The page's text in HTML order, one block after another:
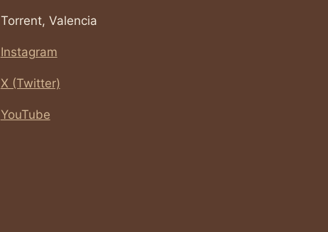
Torrent, Valencia
Instagram
X (Twitter)
YouTube